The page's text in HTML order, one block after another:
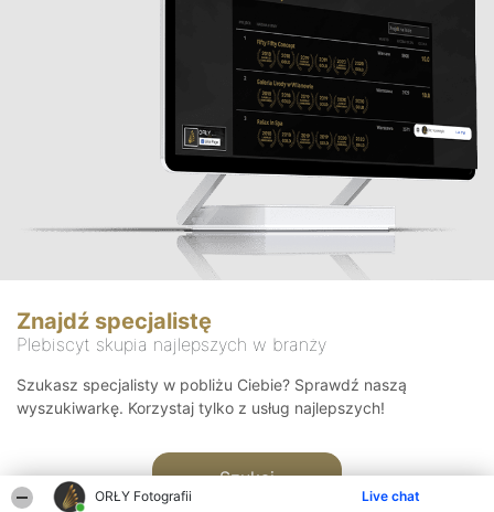
ORŁY Fotografii Live chat
Znajdź specjalistę
Plebiscyt skupia najlepszych w branży
Szukasz specjalisty w pobliżu Ciebie? Sprawdź naszą
wyszukiwarkę. Korzystaj tylko z usług najlepszych!
Szukaj